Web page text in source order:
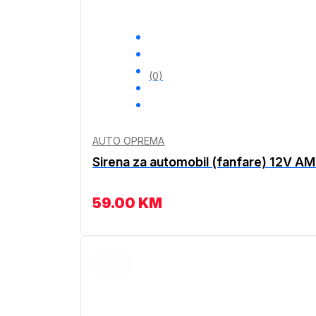
(0)
AUTO OPREMA
Sirena za automobil (fanfare) 12V
59.00 KM